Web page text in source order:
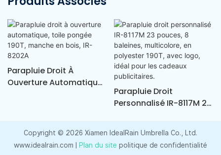
Parapluie Droit À
Ouverture Automatique,
Parapluie Droit
Personnalisé IR-8117M 23
190T, Avec Logo, Idéal
Pour Les Cadeaux
Copyright © 2026 Xiamen IdealRain Umbrella Co., Ltd.
www.idealrain.com |
Plan du site politique de confidentialité